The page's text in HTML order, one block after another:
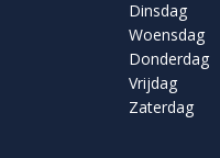
Dinsdag
Woensdag
Donderdag
Vrijdag
Zaterdag